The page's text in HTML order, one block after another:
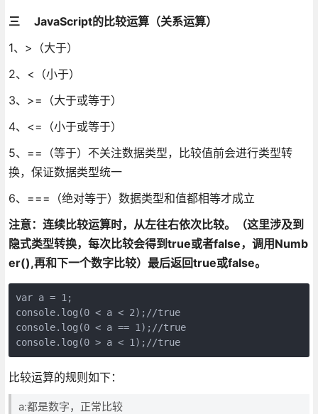
三 JavaScript的比较运算（关系运算）
1、>（大于）
2、<（小于）
3、>=（大于或等于）
4、<=（小于或等于）
5、==（等于）不关注数据类型，比较值前会进行类型转
换，保证数据类型统一
6、===（绝对等于）数据类型和值都相等才成立
注意：连续比较运算时，从左往右依次比较。（这里涉及到
隐式类型转换，每次比较会得到true或者false，调用Numb
er(),再和下一个数字比较）最后返回true或false。
var a = 1;
console.log(0 < a < 2);//true
console.log(0 < a == 1);//true
console.log(0 > a < 1);//true
比较运算的规则如下：
a:都是数字，正常比较